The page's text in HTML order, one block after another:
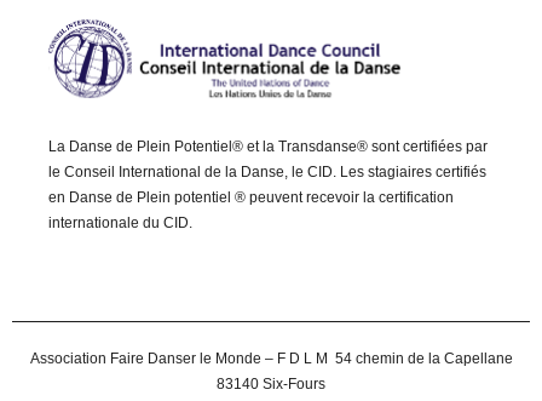
La Danse de Plein Potentiel® et la Transdanse® sont certifiées par
le Conseil International de la Danse, le CID. Les stagiaires certifiés
en Danse de Plein potentiel ® peuvent recevoir la certification
internationale du CID.
Association Faire Danser le Monde – F D L M 54 chemin de la Capellane
83140 Six-Fours